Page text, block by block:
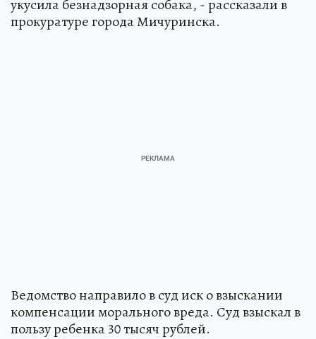
укусила безнадзорная собака, - рассказали в
прокуратуре города Мичуринска.
Ведомство направило в суд иск о взыскании
компенсации морального вреда. Суд взыскал в
пользу ребенка 30 тысяч рублей.